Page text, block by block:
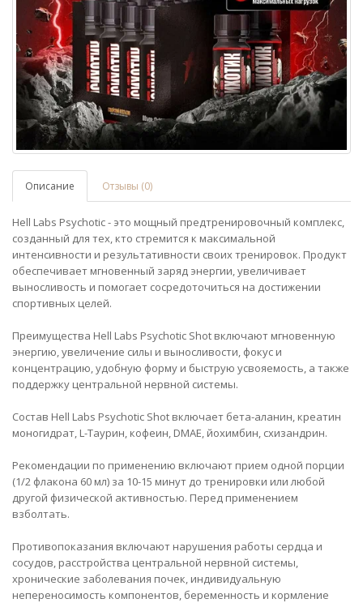
Описание Отзывы (0)
Hell Labs Psychotic - это мощный предтренировочный комплекс,
созданный для тех, кто стремится к максимальной
интенсивности и результативности своих тренировок. Продукт
обеспечивает мгновенный заряд энергии, увеличивает
выносливость и помогает сосредоточиться на достижении
спортивных целей.
Преимущества Hell Labs Psychotic Shot включают мгновенную
энергию, увеличение силы и выносливости, фокус и
концентрацию, удобную форму и быструю усвояемость, а также
поддержку центральной нервной системы.
Состав Hell Labs Psychotic Shot включает бета-аланин, креатин
моногидрат, L-Таурин, кофеин, DMAE, йохимбин, схизандрин.
Рекомендации по применению включают прием одной порции
(1/2 флакона 60 мл) за 10-15 минут до тренировки или любой
другой физической активностью. Перед применением
взболтать.
Противопоказания включают нарушения работы сердца и
сосудов, расстройства центральной нервной системы,
хронические заболевания почек, индивидуальную
непереносимость компонентов, беременность и кормление